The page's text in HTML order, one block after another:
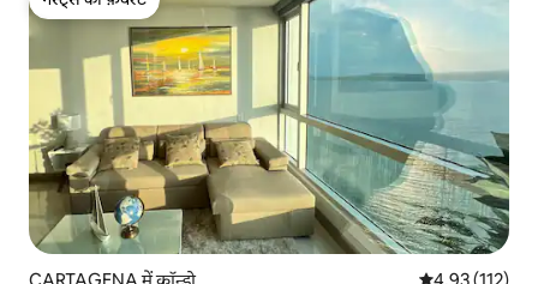
गेस्ट्स की फ़ेवरेट